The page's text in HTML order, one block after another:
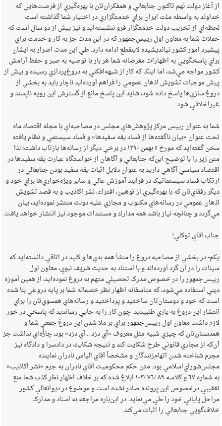
از آغاز دولت نهم تاکنون جنابعالي و همفکران‌تان با بهره‌گيري از فرصت‌هايي که
خداوند به واسطه ملت ايران براي خدمتگزاري در اختيار شما گذاشته است
لحظه‌اي از تخريب دولت خدمتگزار فرو ننشسته‌ايد و نيز بيش از دو سال است که
حملات شما به معاون اول رييس‌جمهور که در اين مدت جز به کار و خدمت براي
پيشبرد امور کشور نيانديشيده لاينقطع ادامه دارد. طي اين مدت اصرار به ايشان
براي پاسخگويي به اظهارات مغرضانه شما هر بار با توصيه به صبر و حفظ آرامش
کشور مواجه‌ مي‌شد، اما اينک که کار از شبهه‌افکني به دروغ‌پردازي رسيده و بيش از
پيش موجبات تشويش اذهان عمومي را فراهم آورده‌ايد ناچار بايد به بخشي از
دروغ سازي‌ها پاسخ داده شود، شايد اين پاسخ مانع از گسترش اين رويه ناپسند و
غيراخلاقي شود.
شما به عنوان رييس مرکز پژوهش‌هاي مجلس در مصاحبه‌اي با مجله اقتصاد ماه
تحت عنوان «بيان ناگفته‌ها از فساد يقه سفيدها» و فساد سيستمي و نظام يافته‌
سخن گفته‌ايد که مورخ ‌٥ بهمن ‌١٣٩٠ در برخي ديگر از رسانه‌ها بازتاب داشت؛ لذا
متن زير را با توضيح اين‌که جنابعالي و آگاهان از خواستگاه عبارت يقه سفيدها در
اقتصاد سياسي آگاهي داريد به عنوان دلايل اثبات يقه سفيد بودن جنابعالي در
ارتکاب فساد سيستماتيک در فرايند آموزش عالي و ساير ويژه‌خواري‌ها براي خود و
ديگر رفقاي‌تان که با بهره‌گيري از توهين، افتراء، نشر اکاذيب و به قصد تشويش
اذهان عمومي در رسانه‌هاي مکتوب و مجازي عليه دولت منتشر نموده‌ايد، بيان
مي‌گردد و چنانچه نياز باشد همه مدارك و مستندات موجود نيز انتشار خواهد يافت.
جناب آقاي توکلي!
يکم- در بخشي از مصاحبه دروغ را منشأ همه بدي‌ها و کليد در اتاقي دانسته‌ايد که
سيئات را در آن گرد آورده‌اند و با استناد به حديث شريف نبوي، معاون اول
رييس‌جمهور را در خصوص مدرک تحصيلي متهم به دروغ نموده‌ايد، از همين آموزه
ديني استفاده مي‌شود، که متاسفانه اظهار نظر خصمانه شما بر پايه دروغي بنا شده
است که خود و دوستان‌تان ساختيد و پرداختيد و رسانه‌هاي همسوي‌تان را براي
انتشار اين دروغ به ياري طلبيديد. چون کار را به جايي رسانديد که پاسخي در خور
لازم داشت معاون اول رييس‌جمهور براي بر ملا شدن اين دروغ جمعيِِِِِِ شما و
همدستان‌تان که چيزي شبيه مثل معروف «آي دزد ...آي دزد» بود، چاره‌اي نداشت جز
آن‌که از مجاري قانوني طرح شکايت کند و نتيجه شکايت در دادسرا و دادگاه نيز
مجرم شناخته‌ شدن اتهام‌زنندگان و مشخصاٌ آقاي الياس نادران نماينده
مجلس‌شوراي‌اسلامي بود. متن حکم محکوميت آقاي نادران به جرم «نشر اکاذيب»
به شماره ‌٦٧ و کلاسه ‌٨٩ /‌٧٦ /‌١٠٣ ابلاغ شده که بر خلاف اظهار نظر کذب شما منع
تعقيبي درخصوص اين پرونده صادر نشده است و موضوع در ديوانعالي کشور
مراحل پاياني خود را طي مي‌نمايد. در اين‌باره مراجعه به اسناد و مدارک
خلاف‌گويي جنابعالي را اثبات مي‌کند.